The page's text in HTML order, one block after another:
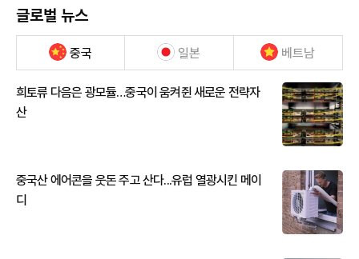
글로벌 뉴스
중국 일본 베트남
희토류 다음은 광모듈…중국이 움켜쥔 새로운 전략자
산
중국산 에어콘을 웃돈 주고 산다...유럽 열광시킨 메이
디